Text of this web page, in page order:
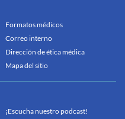
Formatos médicos
Correo interno
Dirección de ética médica
Mapa del sitio
¡Escucha nuestro podcast!